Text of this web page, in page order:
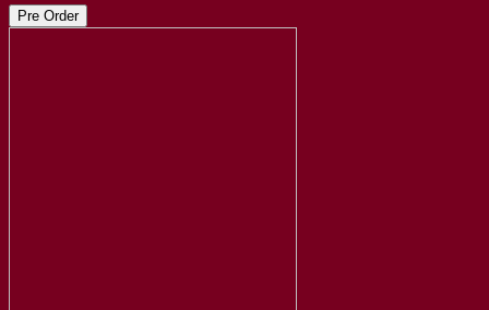
Pre Order